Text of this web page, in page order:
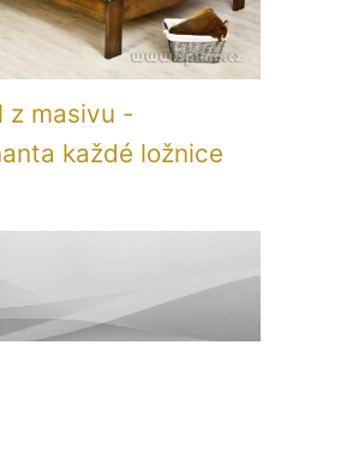
z masivu -
každé ložnice